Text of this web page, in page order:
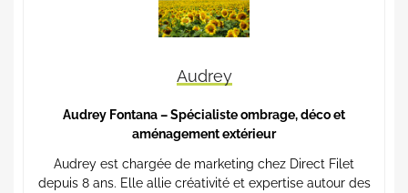
Audrey
Audrey Fontana – Spécialiste ombrage, déco et
aménagement extérieur
Audrey est chargée de marketing chez Direct Filet
depuis 8 ans. Elle allie créativité et expertise autour des